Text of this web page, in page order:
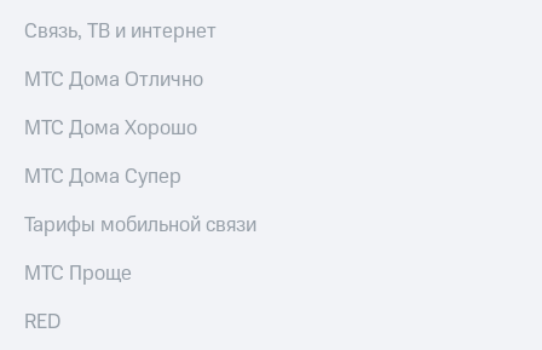
Домашнее
ТВ
Спутниковое
в МТС
номером
Поддержка
и подписки
на гигабайты
фильмы,
и многое
другое
Семейная
группа
на тарифы,
Связь, ТВ и интернет
МТС Дома Отлично
МТС Дома Хорошо
МТС Дома Супер
Тарифы мобильной связи
МТС Проще
RED